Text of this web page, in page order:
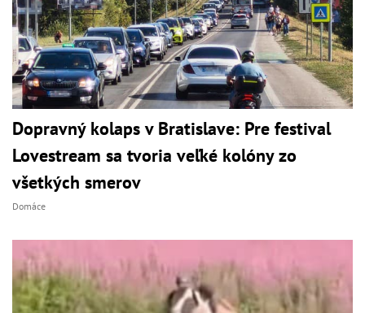
Dopravný kolaps v Bratislave: Pre festival
Lovestream sa tvoria veľké kolóny zo
všetkých smerov
Domáce